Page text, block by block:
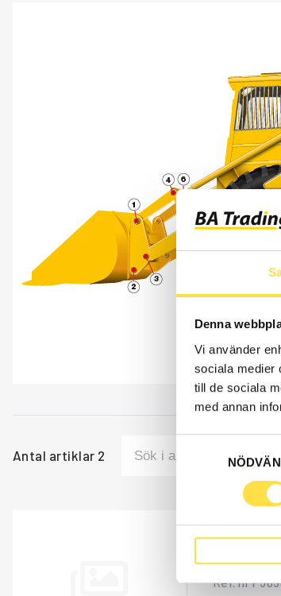
Denna
Vi använder
sociala medier
till de sociala
med annan
Antal artiklar 2
LAG1778
Ref. nr